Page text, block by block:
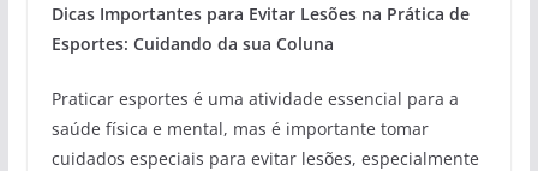
Dicas Importantes para Evitar Lesões na Prática de
Esportes: Cuidando da sua Coluna
Praticar esportes é uma atividade essencial para a
saúde física e mental, mas é importante tomar
cuidados especiais para evitar lesões, especialmente